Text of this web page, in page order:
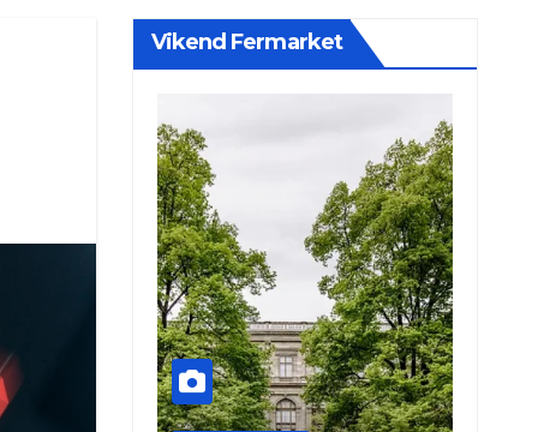
Vikend Fermarket